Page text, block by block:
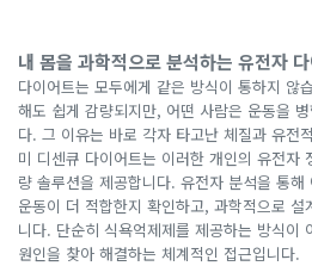
내 몸을 과학적으로 분석하는 유전자
다이어트는 모두에게 같은 방식이 통하지 않
해도 쉽게 감량되지만, 어떤 사람은 운동을
다. 그 이유는 바로 각자 타고난 체질과 유전
미 디센큐 다이어트는 이러한 개인의 유전자
량 솔루션을 제공합니다. 유전자 분석을 통
운동이 더 적합한지 확인하고, 과학적으로
니다. 단순히 식욕억제제를 제공하는 방식이
원인을 찾아 해결하는 체계적인 접근입니다.